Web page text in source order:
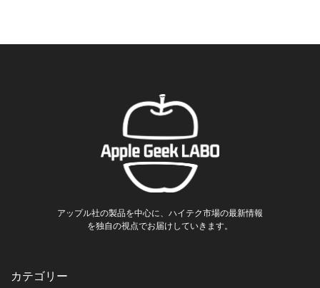
アップル社の製品を中心に、ハイテク市場の最新情報
を独自の視点でお届けしていきます。